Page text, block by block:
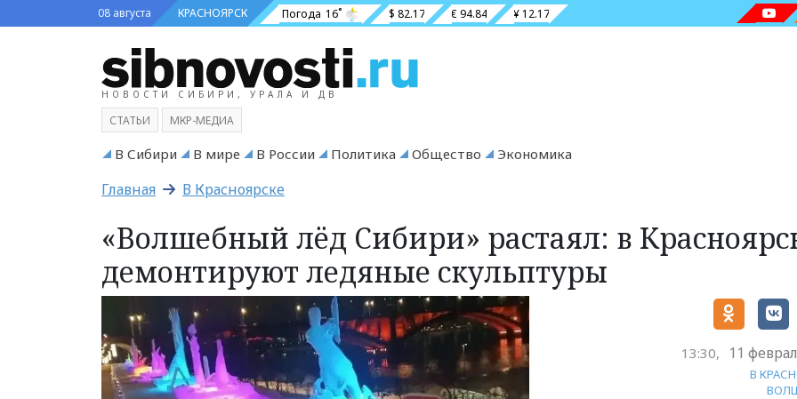
08 августа КРАСНОЯРСК Погода 16˚ $ 82.17 € 94.84 ¥ 12.17
НОВОСТИ СИБИРИ, УРАЛА И ДВ
СТАТЬИ МКР-МЕДИА
В Сибири В мире В России Политика Общество Экономика
Главная В Красноярске
«Волшебный лёд Сибири» растаял: в
демонтируют ледяные скульптуры
13:30, 11
В